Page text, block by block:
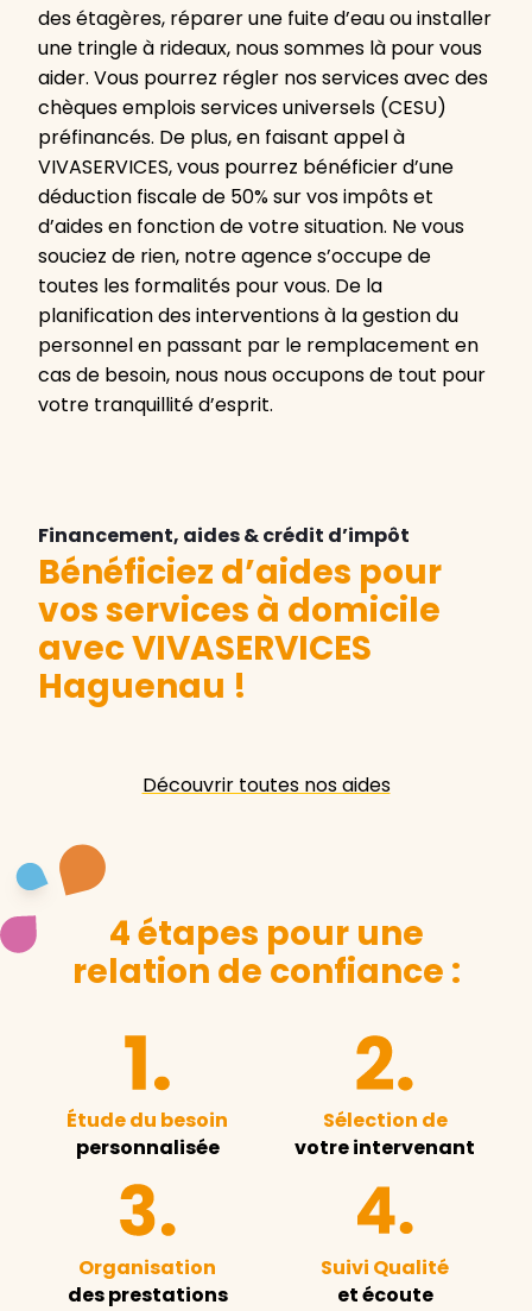
des étagères, réparer une fuite d’eau ou installer
une tringle à rideaux, nous sommes là pour vous
aider. Vous pourrez régler nos services avec des
chèques emplois services universels (CESU)
préfinancés. De plus, en faisant appel à
VIVASERVICES, vous pourrez bénéficier d’une
déduction fiscale de 50% sur vos impôts et
d’aides en fonction de votre situation. Ne vous
souciez de rien, notre agence s’occupe de
toutes les formalités pour vous. De la
planification des interventions à la gestion du
personnel en passant par le remplacement en
cas de besoin, nous nous occupons de tout pour
votre tranquillité d’esprit.
Financement, aides & crédit d’impôt
Bénéficiez d’aides pour
vos services à domicile
avec VIVASERVICES
Haguenau !
Découvrir toutes nos aides
4 étapes pour une
relation de confiance :
Étude du besoin
personnalisée
Sélection de
votre intervenant
Organisation
des prestations
Suivi Qualité
et écoute